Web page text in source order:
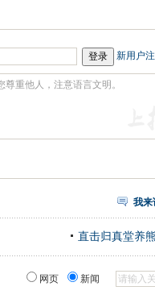
新用户
我来
直击归真堂养
网页 新闻